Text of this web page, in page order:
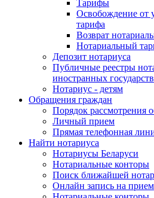
Тарифы
Освобождение от
тарифа
Возврат
Нотариальный
Депозит нотариуса
Публичные реестры
иностранных государств
Нотариус - детям
Обращения граждан
Порядок рассмотрения
Личный прием
Прямая телефонная
Найти нотариуса
Нотариусы Беларуси
Нотариальные конторы
Поиск ближайшей
Онлайн запись на прием